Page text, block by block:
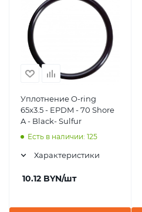
Уплотнение O-ring
65x3.5 - EPDM - 70 Shore
A - Black- Sulfur
Есть в наличии: 125
Характеристики
10.12 BYN/шт